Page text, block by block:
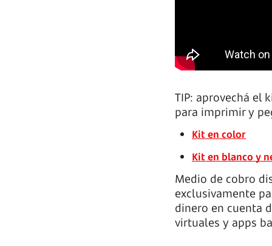
TIP: aprovechá el
para imprimir y
Kit en color
Kit en blanco y
Medio de cobro
exclusivamente
dinero en cuenta
virtuales y apps